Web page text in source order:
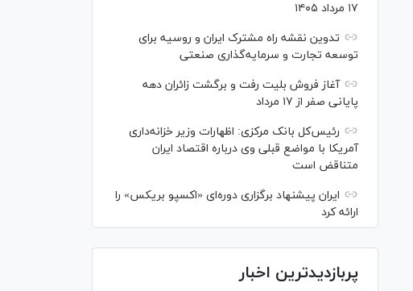
۱۷ مرداد ۱۴۰۵
تدوین نقشه راه مشترک ایران و روسیه برای
توسعه تجارت و سرمایه‌گذاری صنعتی
آغاز فروش بلیت رفت و برگشت زائران دهه
پایانی صفر از ۱۷ مرداد
رئیس‌کل بانک مرکزی: اظهارات وزیر خزانه‌داری
آمریکا با مواضع قبلی وی درباره اقتصاد ایران
متناقض است
ایران پیشنهاد برگزاری دوره‌ای «اکسپو بریکس» را
ارائه کرد
پربازدیدترین اخبار